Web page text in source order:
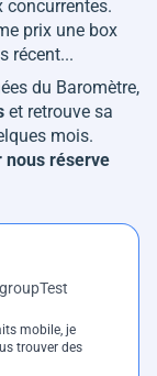
concurrentes.
prix une box
récent...
du Baromètre,
et retrouve sa
mois.
nous réserve
mobile, je
trouver des